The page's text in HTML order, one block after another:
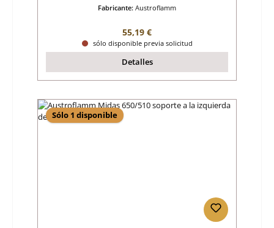
Fabricante: Austroflamm
Precio normal:
55,19 €
sólo disponible previa solicitud
Detalles
Sólo 1 disponible